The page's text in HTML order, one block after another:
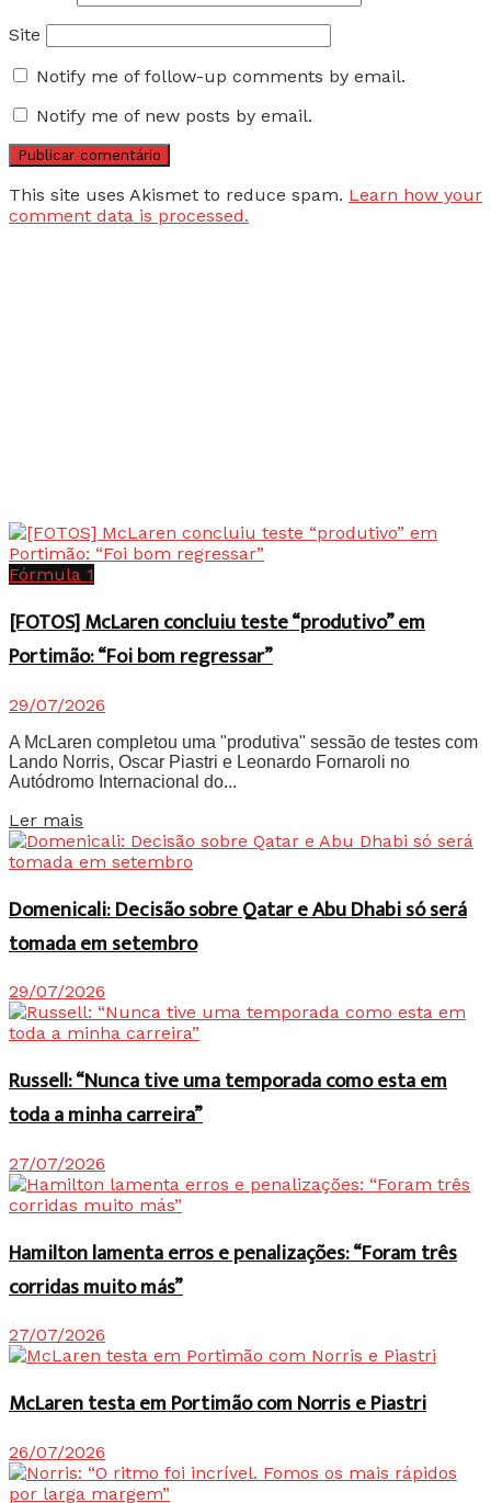
Site
Notify me of follow-up comments by email.
Notify me of new posts by email.
This site uses Akismet to reduce spam. Learn how your
comment data is processed.
Fórmula 1
[FOTOS] McLaren concluiu teste “produtivo” em
Portimão: “Foi bom regressar”
29/07/2026
A McLaren completou uma "produtiva" sessão de testes com
Lando Norris, Oscar Piastri e Leonardo Fornaroli no
Autódromo Internacional do...
Ler mais
Domenicali: Decisão sobre Qatar e Abu Dhabi só será
tomada em setembro
29/07/2026
Russell: “Nunca tive uma temporada como esta em
toda a minha carreira”
27/07/2026
Hamilton lamenta erros e penalizações: “Foram três
corridas muito más”
27/07/2026
McLaren testa em Portimão com Norris e Piastri
26/07/2026